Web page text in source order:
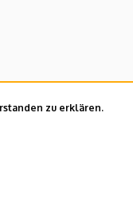
zu erklären.